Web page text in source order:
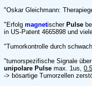
"Oskar Gleichmann:
"Erfolg magnetischer Pulse
in US-Patent 4665898 und
"Tumorkontrolle durch
"tumorspezifische Signale
unipolare Pulse max. 1us,
-> bösartige Tumorzellen